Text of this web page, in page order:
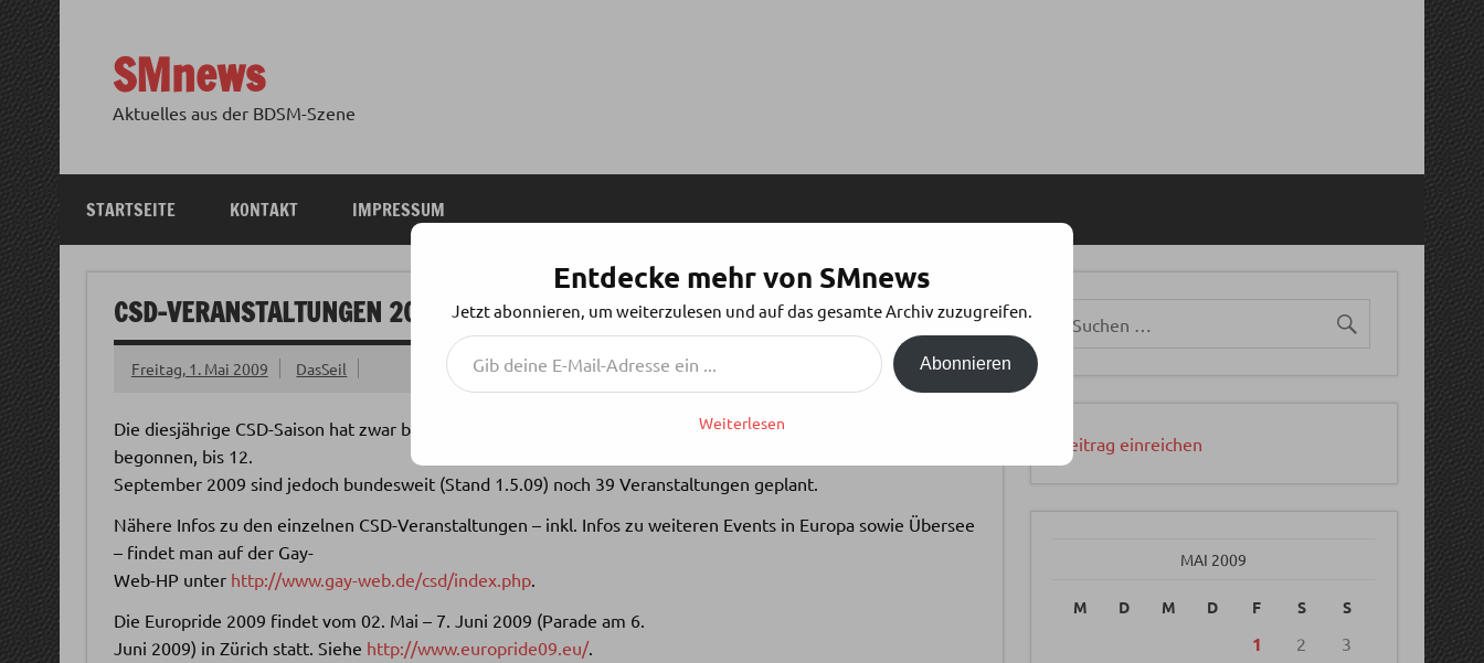
Zum
Inhalt
springen
SMnews
Aktuelles aus der BDSM-Szene
STARTSEITE KONTAKT IMPRESSUM
CSD-VERANSTALTUNGEN 2009
Freitag, 1. Mai 2009 DasSeil
Die diesjährige CSD-Saison hat zwar bereits im April mit Veranstaltungen in Brandenburg und Lörrach
begonnen, bis 12.
September 2009 sind jedoch bundesweit (Stand 1.5.09) noch 39 Veranstaltungen geplant.
Nähere Infos zu den einzelnen CSD-Veranstaltungen – inkl. Infos zu weiteren Events in Europa sowie Übersee
– findet man auf der Gay-
Web-HP unter http://www.gay-web.de/csd/index.php.
Die Europride 2009 findet vom 02. Mai – 7. Juni 2009 (Parade am 6.
Juni 2009) in Zürich statt. Siehe http://www.europride09.eu/.
Beitrag einreichen
MAI 2009
M D M D F S S
1 2
3
Entdecke mehr von SMnews
Jetzt abonnieren, um weiterzulesen und auf das gesamte Archiv zuzugreifen.
Gib deine E-Mail-Adresse ein ...
Abonnieren
Weiterlesen